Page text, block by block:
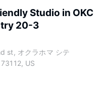
Studio in OKC
20-3
st, オクラホマ シテ
US